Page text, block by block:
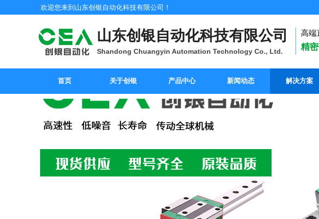
欢迎您来到山东创银自动化科技有限公司！
高端
精
山东创银自动化科技有限公司
Shandong Chuangyin Automation Technology Co., Ltd.
首页 关于创银 产品中心 新闻动态 解决方案